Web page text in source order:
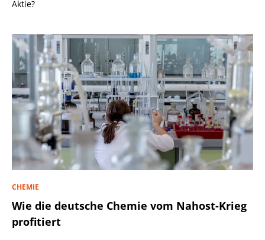
Aktie?
CHEMIE
Wie die deutsche Chemie vom Nahost-Krieg
profitiert